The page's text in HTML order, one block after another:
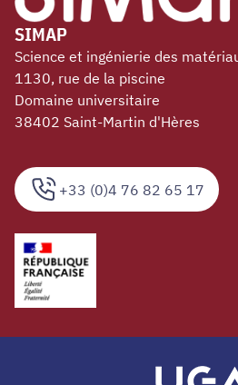
+33 (0)4 76 82 65 17
SIMAP
Science et ingénierie des
1130, rue de la piscine
Domaine universitaire
38402 Saint-Martin d'Hères